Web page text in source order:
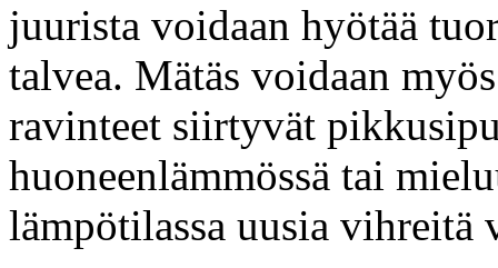
juurista voidaan hyötää
talvea. Mätäs voidaan
ravinteet siirtyvät
huoneenlämmössä tai
lämpötilassa uusia vihreitä